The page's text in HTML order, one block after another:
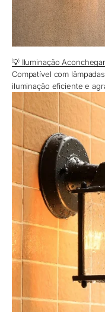
💡 Iluminação
Compatível com
iluminação eficiente e